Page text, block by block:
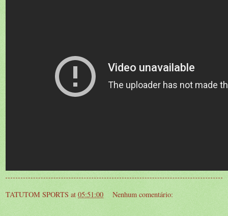
TATUTOM SPORTS at 05:51:00 Nenhum comentário: